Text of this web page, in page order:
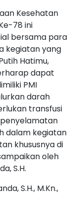
Kesehatan
78 ini
bersama para
kegiatan yang
Hatimu,
dapat
PMI
darah
transfusi
dalam kegiatan
khususnya di
oleh
S.H.
S.H., M.Kn.,